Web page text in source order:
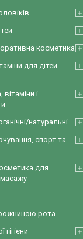
косметика
для дітей
і
натуральні
спорт та
для
масажу
рота
гігієни